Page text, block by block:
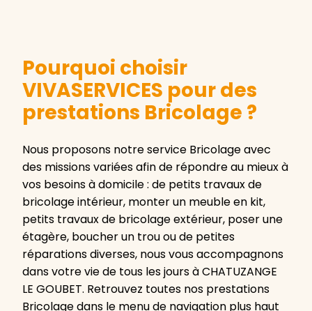
Pourquoi choisir
VIVASERVICES pour des
prestations Bricolage ?
Nous proposons notre service Bricolage avec
des missions variées afin de répondre au mieux à
vos besoins à domicile : de petits travaux de
bricolage intérieur, monter un meuble en kit,
petits travaux de bricolage extérieur, poser une
étagère, boucher un trou ou de petites
réparations diverses, nous vous accompagnons
dans votre vie de tous les jours à CHATUZANGE
LE GOUBET. Retrouvez toutes nos prestations
Bricolage dans le menu de navigation plus haut